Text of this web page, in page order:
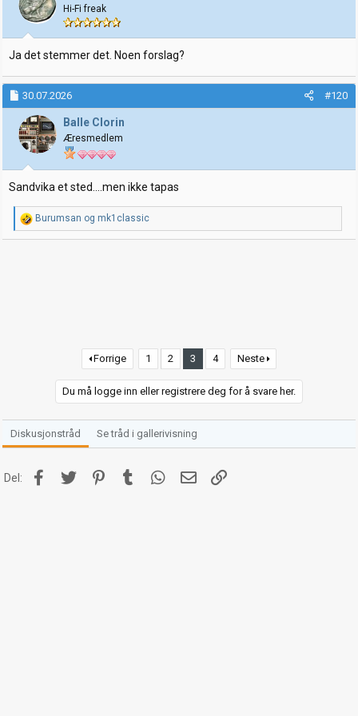
Hi-Fi freak
Ja det stemmer det. Noen forslag?
30.07.2026 #120
Balle Clorin
Æresmedlem
Sandvika et sted....men ikke tapas
R
e
a
Burumsan og mk1classic
Forrige 1 2 3 4 Neste
Du må logge inn eller registrere deg for å svare her.
Diskusjonstråd Se tråd i gallerivisning
Del: Facebook
Twitter PinterestTumblr WhatsApp
E-postLink